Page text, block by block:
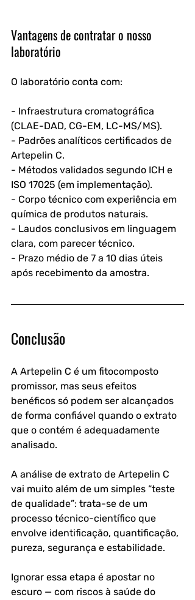
Vantagens de contratar o nosso
laboratório
O laboratório conta com:
- Infraestrutura cromatográfica
(CLAE-DAD, CG-EM, LC-MS/MS).
- Padrões analíticos certificados de
Artepelin C.
- Métodos validados segundo ICH e
ISO 17025 (em implementação).
- Corpo técnico com experiência em
química de produtos naturais.
- Laudos conclusivos em linguagem
clara, com parecer técnico.
- Prazo médio de 7 a 10 dias úteis
após recebimento da amostra.
Conclusão
A Artepelin C é um fitocomposto
promissor, mas seus efeitos
benéficos só podem ser alcançados
de forma confiável quando o extrato
que o contém é adequadamente
analisado.
A análise de extrato de Artepelin C
vai muito além de um simples “teste
de qualidade”: trata-se de um
processo técnico-científico que
envolve identificação, quantificação,
pureza, segurança e estabilidade.
Ignorar essa etapa é apostar no
escuro — com riscos à saúde do